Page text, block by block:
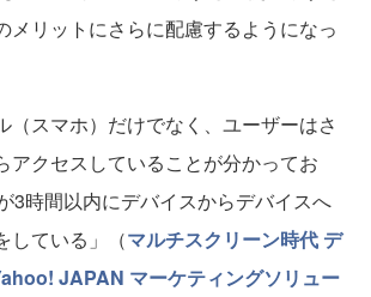
メリットにさらに配慮するようになっ
スマホ）だけでなく、ユーザーはさ
アクセスしていることが分かってお
3時間以内にデバイスからデバイスへ
している」（マルチスクリーン時代 デ
JAPAN マーケティングソリュー